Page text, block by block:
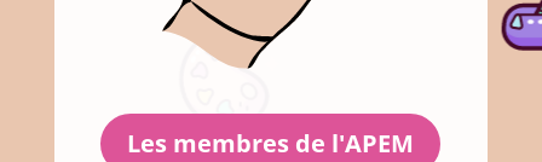
Les membres de l'APEM